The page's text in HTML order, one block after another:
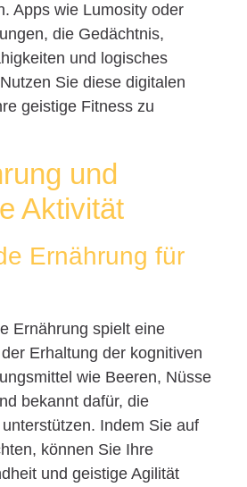
Apps wie Lumosity oder
die Gedächtnis,
und logisches
Sie diese digitalen
geistige Fitness zu
und
Aktivität
Ernährung für
Ernährung spielt eine
Erhaltung der kognitiven
wie Beeren, Nüsse
bekannt dafür, die
Indem Sie auf
können Sie Ihre
und geistige Agilität